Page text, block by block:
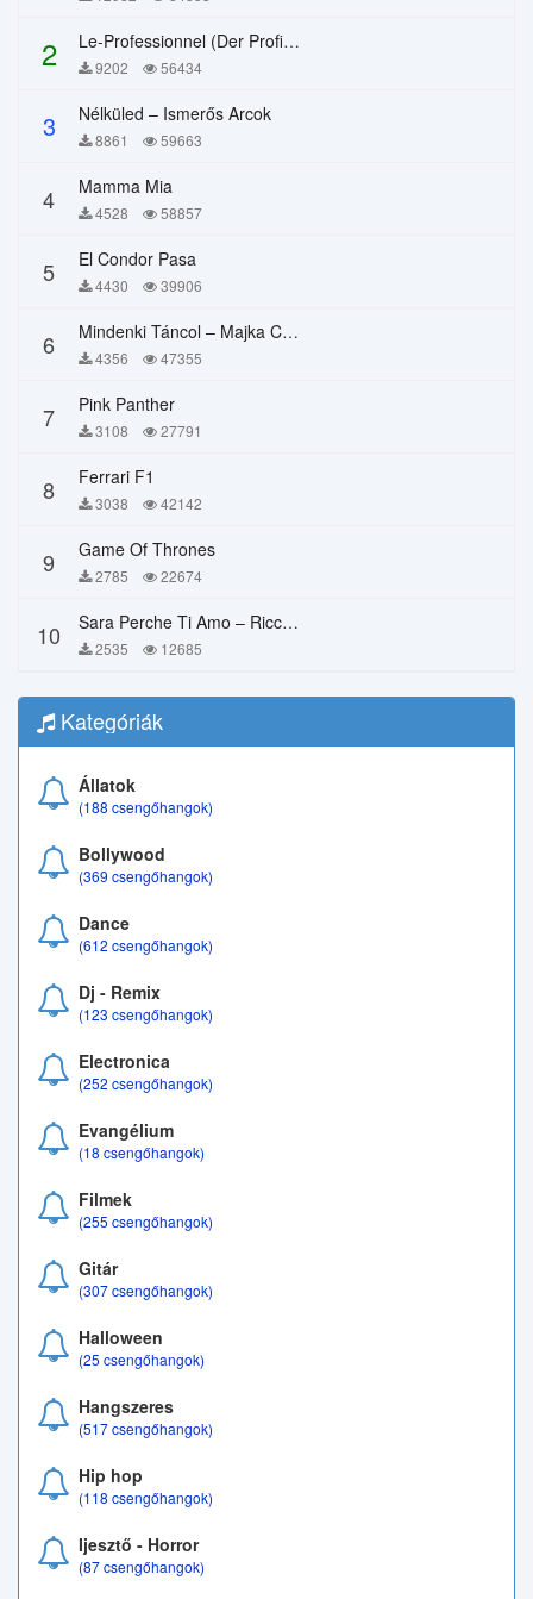
2 Le-Professionnel (Der Profi) – Chi Mai
9202 56434
3 Nélküled – Ismerős Arcok
8861 59663
4 Mamma Mia
4528 58857
5 El Condor Pasa
4430 39906
6 Mindenki Táncol – Majka Curtis, Péter Majoros
4356 47355
7 Pink Panther
3108 27791
8 Ferrari F1
3038 42142
9 Game Of Thrones
2785 22674
10 Sara Perche Ti Amo – Ricchi E Poveri
2535 12685
Kategóriák
Állatok
(188 csengőhangok)
Bollywood
(369 csengőhangok)
Dance
(612 csengőhangok)
Dj - Remix
(123 csengőhangok)
Electronica
(252 csengőhangok)
Evangélium
(18 csengőhangok)
Filmek
(255 csengőhangok)
Gitár
(307 csengőhangok)
Halloween
(25 csengőhangok)
Hangszeres
(517 csengőhangok)
Hip hop
(118 csengőhangok)
Ijesztő - Horror
(87 csengőhangok)